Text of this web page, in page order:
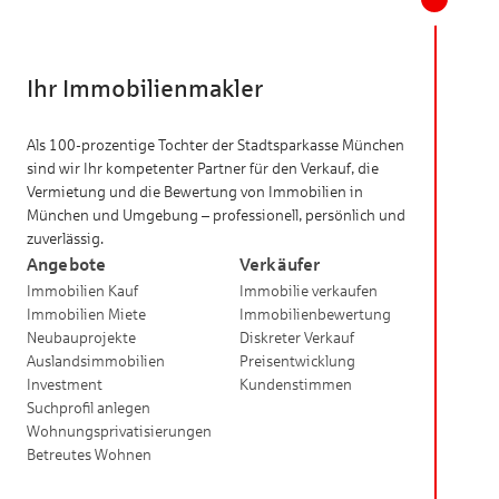
Ihr Immobilienmakler
Als 100-prozentige Tochter der Stadtsparkasse München
sind wir Ihr kompetenter Partner für den Verkauf, die
Vermietung und die Bewertung von Immobilien in
München und Umgebung – professionell, persönlich und
zuverlässig.
Angebote
Immobilien Kauf
Immobilien Miete
Neubauprojekte
Auslandsimmobilien
Investment
Suchprofil anlegen
Wohnungsprivatisierungen
Betreutes Wohnen
Verkäufer
Immobilie verkaufen
Immobilienbewertung
Diskreter Verkauf
Preisentwicklung
Kundenstimmen